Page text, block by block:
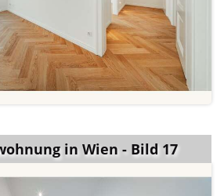
in Wien - Bild 17